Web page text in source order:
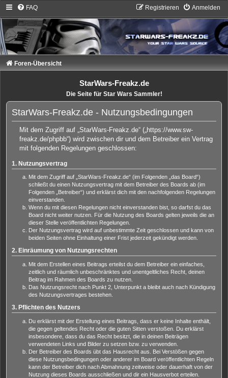
FAQ Anmelden
Registrieren
Foren-Übersicht
StarWars-Freakz.de
Die Seite für Star Wars Sammler!
StarWars-Freakz.de - Nutzungsbedingungen
Mit dem Zugriff auf „StarWars-Freakz.de“ („https://www.sw-
freakz.de/phpbb“) wird zwischen dir und dem Betreiber ein Vertrag
mit folgenden Regelungen geschlossen:
1. Nutzungsvertrag
Mit dem Zugriff auf „StarWars-Freakz.de“ (im Folgenden „das Board“)
schließt du einen Nutzungsvertrag mit dem Betreiber des Boards ab (im
Folgenden „Betreiber“) und erklärst dich mit den nachfolgenden Regelungen
einverstanden.
Wenn du mit diesen Regelungen nicht einverstanden bist, so darfst du das
Board nicht weiter nutzen. Für die Nutzung des Boards gelten jeweils die an
dieser Stelle veröffentlichten Regelungen.
Der Nutzungsvertrag wird auf unbestimmte Zeit geschlossen und kann von
beiden Seiten ohne Einhaltung einer Frist jederzeit gekündigt werden.
2. Einräumung von Nutzungsrechten
Mit dem Erstellen eines Beitrags erteilst du dem Betreiber ein einfaches,
zeitlich und räumlich unbeschränktes und unentgeltliches Recht, deinen
Beitrag im Rahmen des Boards zu nutzen.
Das Nutzungsrecht nach Punkt 2, Unterpunkt a bleibt auch nach Kündigung
des Nutzungsvertrages bestehen.
3. Pflichten des Nutzers
Du erklärst mit der Erstellung eines Beitrags, dass er keine Inhalte enthält,
die gegen geltendes Recht oder die guten Sitten verstoßen. Du erklärst
insbesondere, dass du das Recht besitzt, die in deinen Beiträgen
verwendeten Links und Bilder zu setzen bzw. zu verwenden.
Der Betreiber des Boards übt das Hausrecht aus. Bei Verstößen gegen
diese Nutzungsbedingungen oder anderer im Board veröffentlichten Regeln
kann der Betreiber dich nach Abmahnung zeitweise oder dauerhaft von der
Nutzung dieses Boards ausschließen und dir ein Hausverbot erteilen.